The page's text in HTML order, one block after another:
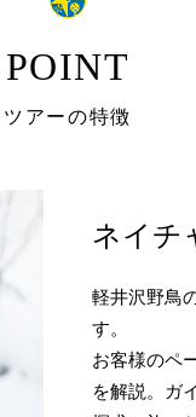
POINT
ツアーの特徴
ネイチ
軽井沢野鳥
す。
お客様のペ
を解説。ガ